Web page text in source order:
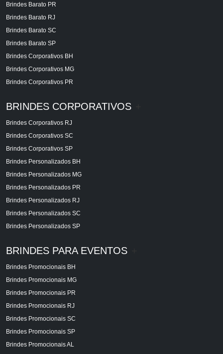
Brindes Barato PR
Brindes Barato RJ
Brindes Barato SC
Brindes Barato SP
Brindes Corporativos BH
Brindes Corporativos MG
Brindes Corporativos PR
BRINDES CORPORATIVOS
Brindes Corporativos RJ
Brindes Corporativos SC
Brindes Corporativos SP
Brindes Personalizados BH
Brindes Personalizados MG
Brindes Personalizados PR
Brindes Personalizados RJ
Brindes Personalizados SC
Brindes Personalizados SP
BRINDES PARA EVENTOS
Brindes Promocionais BH
Brindes Promocionais MG
Brindes Promocionais PR
Brindes Promocionais RJ
Brindes Promocionais SC
Brindes Promocionais SP
Brindes Promocionais AL